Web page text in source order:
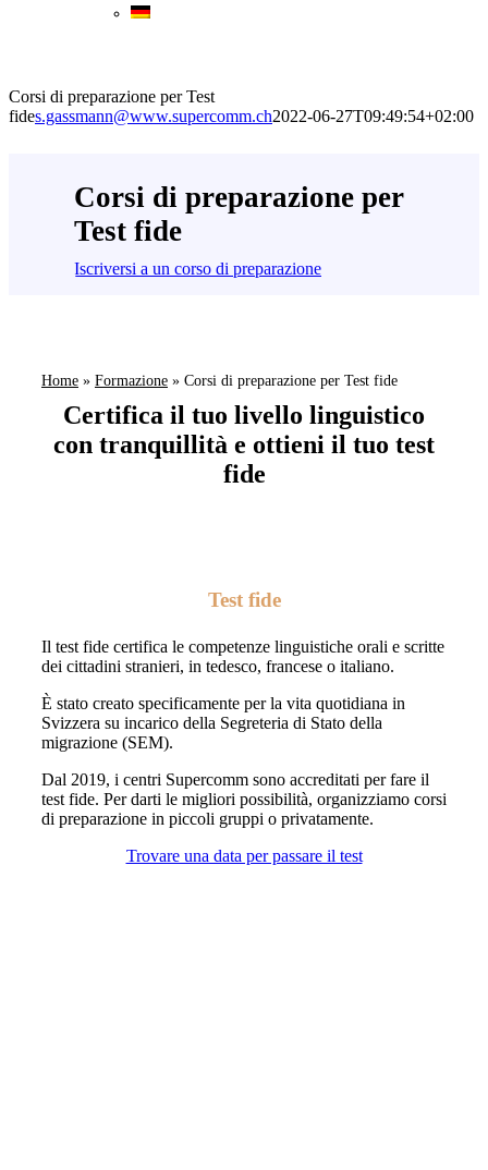
Corsi di preparazione per Test
fides.gassmann@www.supercomm.ch2022-06-27T09:49:54+02:00
Corsi di preparazione per
Test fide
Iscriversi a un corso di preparazione
Home» Formazione» Corsi di preparazione per Test fide
Certifica il tuo livello linguistico
con tranquillità e ottieni il tuo test
fide
Test fide
Il test fide certifica le competenze linguistiche orali e scritte
dei cittadini stranieri, in tedesco, francese o italiano.
È stato creato specificamente per la vita quotidiana in
Svizzera su incarico della Segreteria di Stato della
migrazione (SEM).
Dal 2019, i centri Supercomm sono accreditati per fare il
test fide. Per darti le migliori possibilità, organizziamo corsi
di preparazione in piccoli gruppi o privatamente.
Trovare una data per passare il test